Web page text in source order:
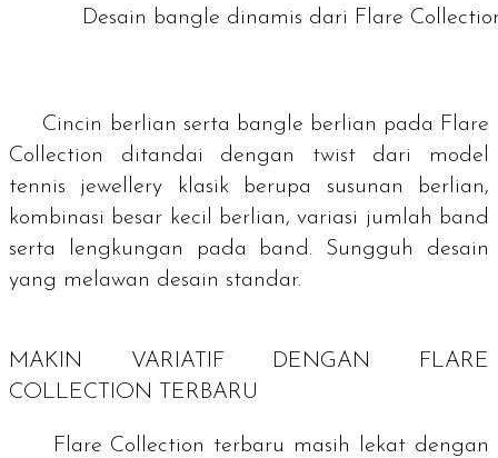
Desain bangle dinamis dari Flare
Cincin berlian serta bangle berlian pada Flare
Collection ditandai dengan twist dari model
tennis jewellery klasik berupa susunan berlian,
kombinasi besar kecil berlian, variasi jumlah band
serta lengkungan pada band. Sungguh desain
yang melawan desain standar.
MAKIN VARIATIF DENGAN FLARE
COLLECTION TERBARU
Flare Collection terbaru masih lekat dengan